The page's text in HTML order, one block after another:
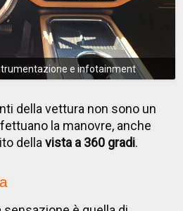
e infotainment
della vettura non sono un
la manovre, anche
dellavista a 360 gradi.